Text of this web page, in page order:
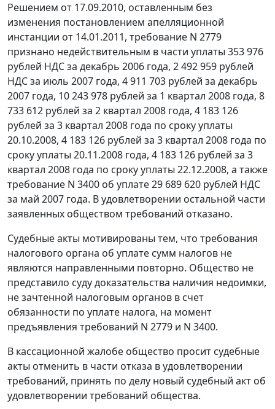
Решением от 17.09.2010, оставленным без
изменения постановлением апелляционной
инстанции от 14.01.2011, требование N 2779
признано недействительным в части уплаты 353 976
рублей НДС за декабрь 2006 года, 2 492 959 рублей
НДС за июль 2007 года, 4 911 703 рублей за декабрь
2007 года, 10 243 978 рублей за 1 квартал 2008 года, 8
733 612 рублей за 2 квартал 2008 года, 4 183 126
рублей за 3 квартал 2008 года по сроку уплаты
20.10.2008, 4 183 126 рублей за 3 квартал 2008 года по
сроку уплаты 20.11.2008 года, 4 183 126 рублей за 3
квартал 2008 года по сроку уплаты 22.12.2008, а также
требование N 3400 об уплате 29 689 620 рублей НДС
за май 2007 года. В удовлетворении остальной части
заявленных обществом требований отказано.
Судебные акты мотивированы тем, что требования
налогового органа об уплате сумм налогов не
являются направленными повторно. Общество не
представило суду доказательства наличия недоимки,
не зачтенной налоговым органов в счет
обязанности по уплате налога, на момент
предъявления требований N 2779 и N 3400.
В кассационной жалобе общество просит судебные
акты отменить в части отказа в удовлетворении
требований, принять по делу новый судебный акт об
удовлетворении требований общества.